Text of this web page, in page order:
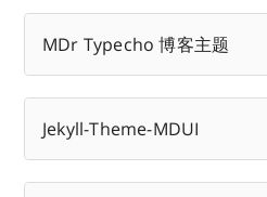
MDr Typecho 博客主题
Jekyll-Theme-MDUI